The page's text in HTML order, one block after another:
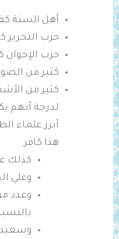
أهل السنة
حزب التحرير
حزب الإخوان
كثير من
كثير من
لدرجة أنهم
أبرز علماء
هذا كافر
كذلك
وعلي
وعدد
وسعيد